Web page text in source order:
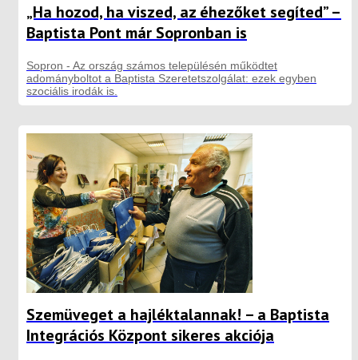
„Ha hozod, ha viszed, az éhezőket segíted” –
Baptista Pont már Sopronban is
Sopron - Az ország számos településén működtet
adományboltot a Baptista Szeretetszolgálat: ezek egyben
szociális irodák is.
Szemüveget a hajléktalannak! – a Baptista
Integrációs Központ sikeres akciója